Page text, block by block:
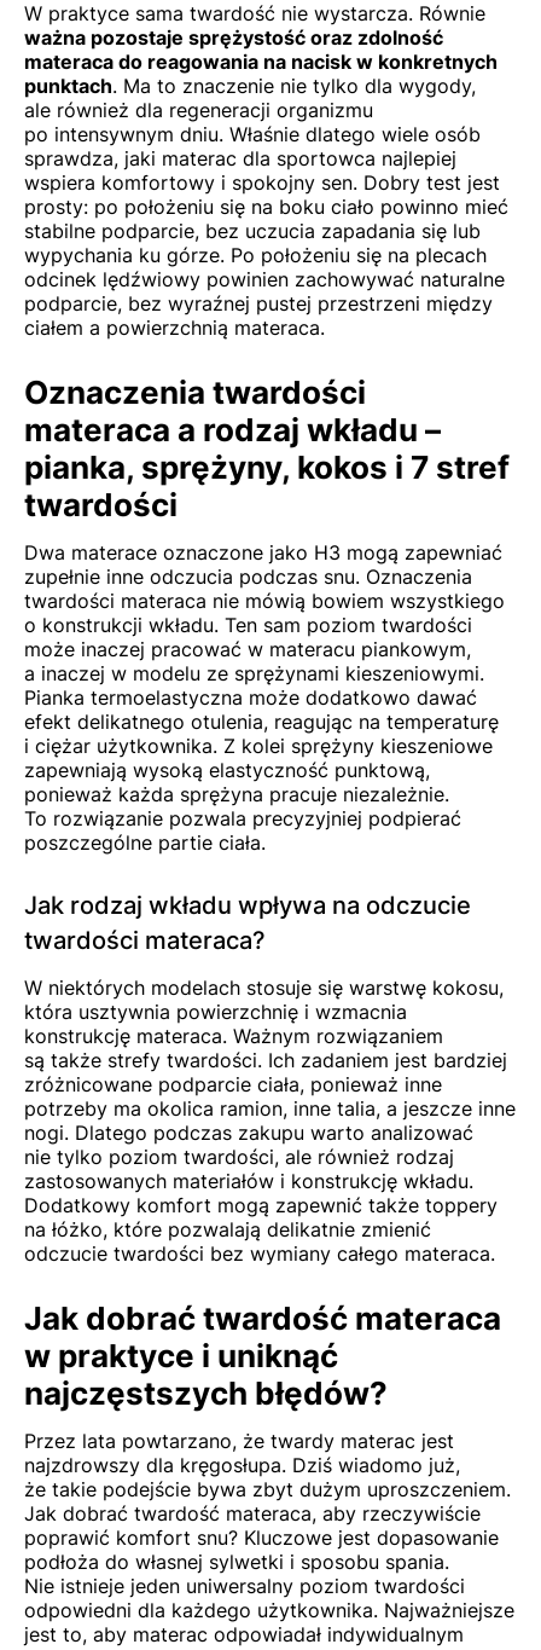
W praktyce sama twardość nie wystarcza. Równie
ważna pozostaje sprężystość oraz zdolność
materaca do reagowania na nacisk w konkretnych
punktach. Ma to znaczenie nie tylko dla wygody,
ale również dla regeneracji organizmu
po intensywnym dniu. Właśnie dlatego wiele osób
sprawdza, jaki materac dla sportowca najlepiej
wspiera komfortowy i spokojny sen. Dobry test jest
prosty: po położeniu się na boku ciało powinno mieć
stabilne podparcie, bez uczucia zapadania się lub
wypychania ku górze. Po położeniu się na plecach
odcinek lędźwiowy powinien zachowywać naturalne
podparcie, bez wyraźnej pustej przestrzeni między
ciałem a powierzchnią materaca.
Oznaczenia twardości
materaca a rodzaj wkładu –
pianka, sprężyny, kokos i 7 stref
twardości
Dwa materace oznaczone jako H3 mogą zapewniać
zupełnie inne odczucia podczas snu. Oznaczenia
twardości materaca nie mówią bowiem wszystkiego
o konstrukcji wkładu. Ten sam poziom twardości
może inaczej pracować w materacu piankowym,
a inaczej w modelu ze sprężynami kieszeniowymi.
Pianka termoelastyczna może dodatkowo dawać
efekt delikatnego otulenia, reagując na temperaturę
i ciężar użytkownika. Z kolei sprężyny kieszeniowe
zapewniają wysoką elastyczność punktową,
ponieważ każda sprężyna pracuje niezależnie.
To rozwiązanie pozwala precyzyjniej podpierać
poszczególne partie ciała.
Jak rodzaj wkładu wpływa na odczucie
twardości materaca?
W niektórych modelach stosuje się warstwę kokosu,
która usztywnia powierzchnię i wzmacnia
konstrukcję materaca. Ważnym rozwiązaniem
są także strefy twardości. Ich zadaniem jest bardziej
zróżnicowane podparcie ciała, ponieważ inne
potrzeby ma okolica ramion, inne talia, a jeszcze inne
nogi. Dlatego podczas zakupu warto analizować
nie tylko poziom twardości, ale również rodzaj
zastosowanych materiałów i konstrukcję wkładu.
Dodatkowy komfort mogą zapewnić także toppery
na łóżko, które pozwalają delikatnie zmienić
odczucie twardości bez wymiany całego materaca.
Jak dobrać twardość materaca
w praktyce i uniknąć
najczęstszych błędów?
Przez lata powtarzano, że twardy materac jest
najzdrowszy dla kręgosłupa. Dziś wiadomo już,
że takie podejście bywa zbyt dużym uproszczeniem.
Jak dobrać twardość materaca, aby rzeczywiście
poprawić komfort snu? Kluczowe jest dopasowanie
podłoża do własnej sylwetki i sposobu spania.
Nie istnieje jeden uniwersalny poziom twardości
odpowiedni dla każdego użytkownika. Najważniejsze
jest to, aby materac odpowiadał indywidualnym